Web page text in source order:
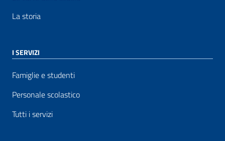
La storia
I SERVIZI
Famiglie e studenti
Personale scolastico
Tutti i servizi